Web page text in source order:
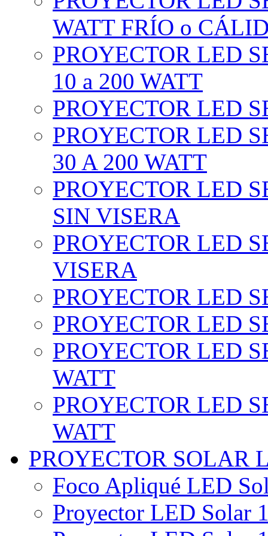
WATT FRÍO o
PROYECTOR LED
10 a 200 WATT
PROYECTOR LED
PROYECTOR LED
30 A 200 WATT
PROYECTOR LED
SIN VISERA
PROYECTOR LED
VISERA
PROYECTOR LED
PROYECTOR LED
PROYECTOR LED
WATT
PROYECTOR LED
WATT
PROYECTOR SOLAR
Foco Apliqué LED
Proyector LED Solar